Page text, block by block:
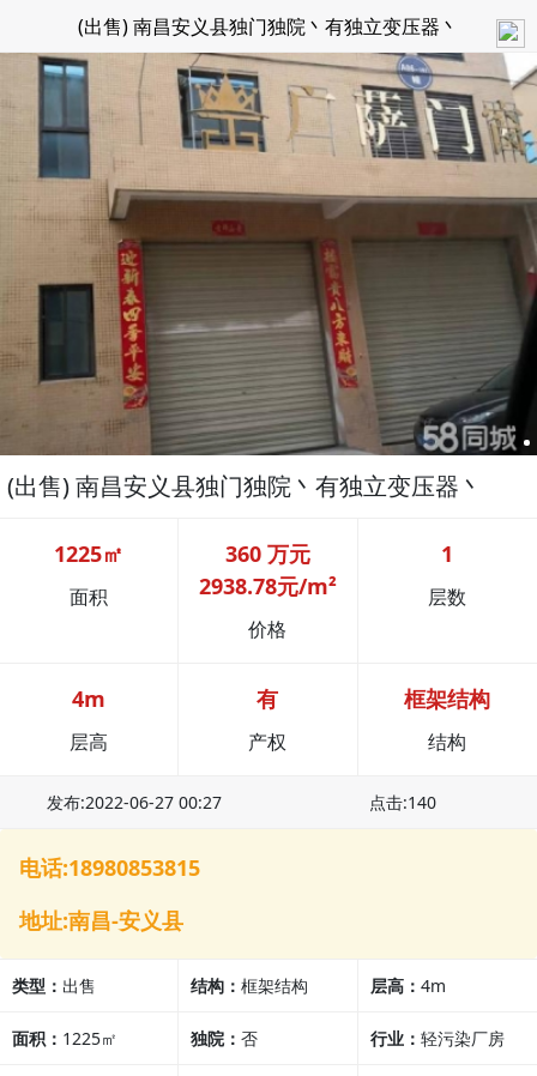
(出售) 南昌安义县独门独院丶有独立变压器丶
(出售) 南昌安义县独门独院丶有独立变压器丶
1225㎡
面积
360 万元
2938.78元/m²
价格
1
层数
4m
层高
有
产权
框架结构
结构
发布:2022-06-27 00:27 点击:140
电话:18980853815
地址:南昌-安义县
类型： 出售 结构：框架结构 层高： 4m
面积： 1225㎡ 独院：否 行业： 轻污染厂房